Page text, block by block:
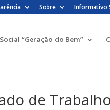
Sobre Informativo
“Geração do Bem”
de Trabalho